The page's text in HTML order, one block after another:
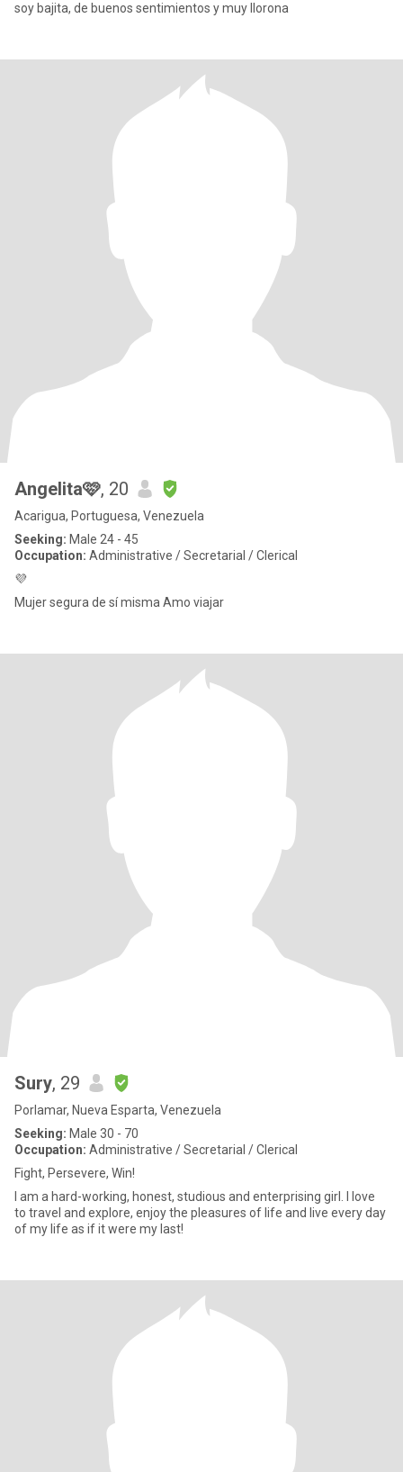
soy bajita, de buenos sentimientos y muy llorona
Angelita🩷, 20
Acarigua, Portuguesa, Venezuela
Seeking: Male 24 - 45
Occupation: Administrative / Secretarial / Clerical
💜
Mujer segura de sí misma Amo viajar
Sury, 29
Porlamar, Nueva Esparta, Venezuela
Seeking: Male 30 - 70
Occupation: Administrative / Secretarial / Clerical
Fight, Persevere, Win!
I am a hard-working, honest, studious and enterprising girl. I love
to travel and explore, enjoy the pleasures of life and live every day
of my life as if it were my last!